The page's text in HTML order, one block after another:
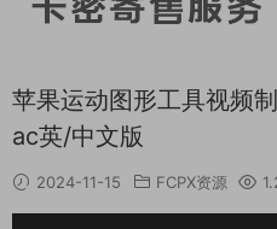
苹果运动图形工具视频
ac英/中文版
2024-11-15 FCPX资源